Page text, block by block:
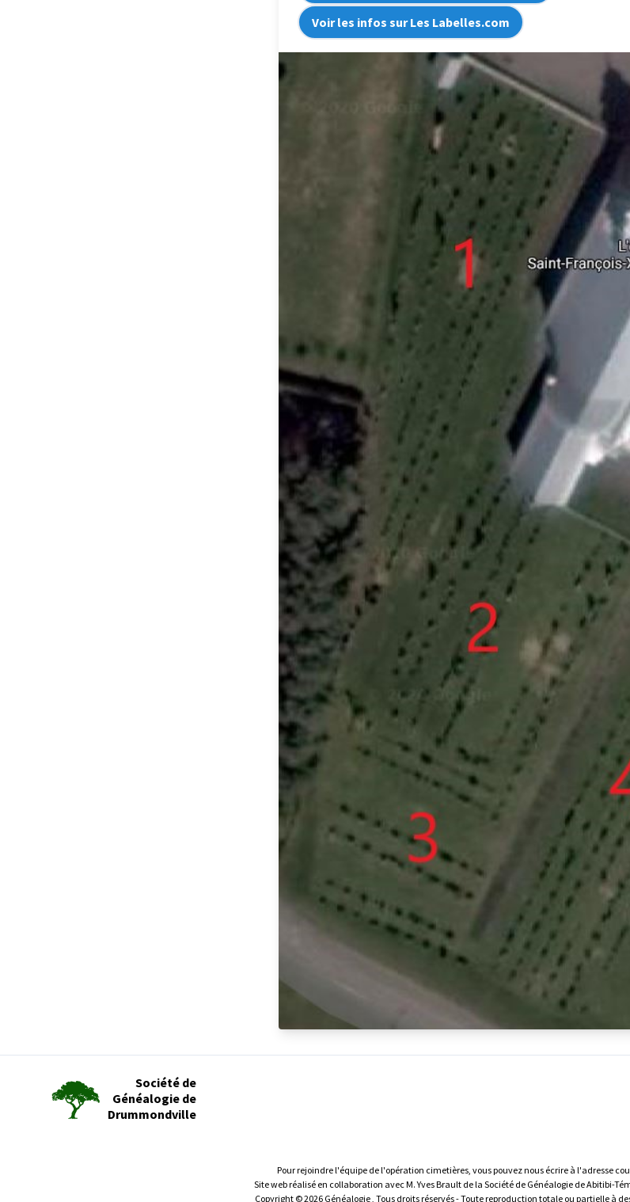
Voir les infos sur Les Labelles.com
Société de
Généalogie de
Drummondville
Pour rejoindre l'équipe de l'opération cimetières, vous pouvez nous écrire à l'adresse
Site web réalisé en collaboration avec M. Yves Brault de la Société de Généalogie de Abitibi-
Copyright © 2026 Généalogie , Tous droits réservés - Toute reproduction totale ou partielle à